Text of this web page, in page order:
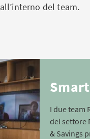
all’interno del team.
I due team
del settore
& Savings